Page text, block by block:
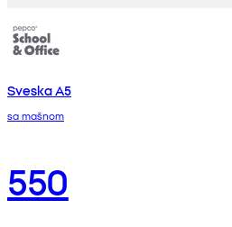
Sveska A5
sa mašnom
550